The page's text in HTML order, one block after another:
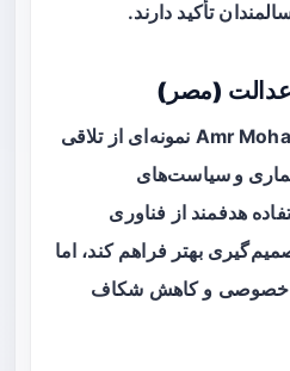
تأکید دارند.
عدالت (مصر)
و سیاست‌های
هدفمند از فناوری
بهتر فراهم کند، اما
خصوصی و کاهش شکاف